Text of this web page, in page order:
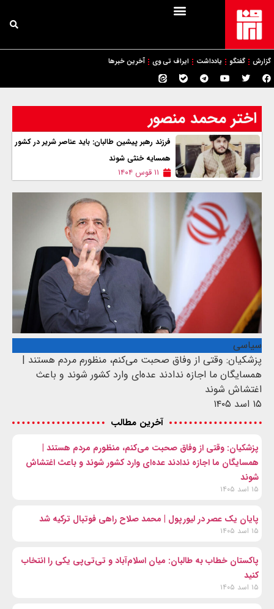
گزارش گفتگو یادداشت ایراف تی وی آخرین خبرها
اختر محمد منصور
فرزند رهبر پیشین طالبان: باید عناصر شریر در کشور
همسایه خنثی شوند
۱۱ قوس ۱۴۰۴
سیاسی
پزشکیان: وقتی از وفاق صحبت می‌کنم، منظورم مردم هستند |
همسایگان ما اجازه ندادند عده‌ای وارد کشور شوند و باعث
اغتشاش شوند
۱۵ اسد ۱۴۰۵
آخرین مطالب
پزشکیان: وقتی از وفاق صحبت می‌کنم، منظورم مردم هستند |
همسایگان ما اجازه ندادند عده‌ای وارد کشور شوند و باعث اغتشاش
شوند
۱۵ اسد ۱۴۰۵
پایان یک عصر در لیورپول | محمد صلاح راهی فوتبال ترکیه شد
۱۵ اسد ۱۴۰۵
پاکستان خطاب به طالبان: میان اسلام‌آباد و تی‌تی‌پی یکی را انتخاب
کنید
۱۵ اسد ۱۴۰۵